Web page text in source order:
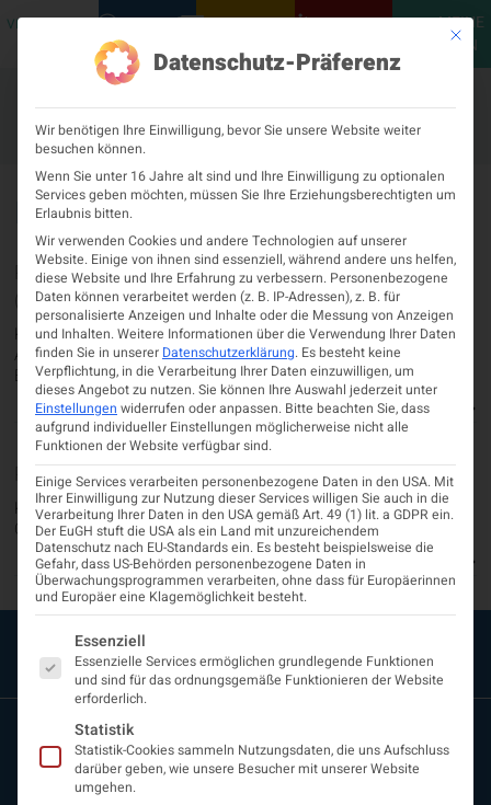
VERANSTALTUNGENPODCASTS NEUROLOGISCH KONTAKT
MEINE
ÖGN
Hilfethemen
Passwort vergessen und neu vergeben
(zurücksetzen)
Klicken Sie auf der Anmeldeseite unterhalb des
Anmeldeformulars auf “Passwort vergessen” oder auf den
Button “Passwort zurücksetzen”. Beide Links leiten...
Hilfethema anzeigen
Passwort vor der ersten Anmeldung festlegen
Klicken Sie im Bereich ganz oben auf der Website auf “Meine
ÖGN” Klicken Sie auf der Anmeldeseite unterhalb...
Hilfethema anzeigen
Mit
Datenschutz-Präferenz
Wir benötigen Ihre Einwilligung, bevor Sie unsere Website weiter
besuchen können.
Wenn Sie unter 16 Jahre alt sind und Ihre Einwilligung zu optionalen
Services geben möchten, müssen Sie Ihre Erziehungsberechtigten um
Erlaubnis bitten.
Wir verwenden Cookies und andere Technologien auf unserer
Website. Einige von ihnen sind essenziell, während andere uns helfen,
diese Website und Ihre Erfahrung zu verbessern. Personenbezogene
Daten können verarbeitet werden (z. B. IP-Adressen), z. B. für
personalisierte Anzeigen und Inhalte oder die Messung von Anzeigen
und Inhalten.Weitere Informationen über die Verwendung Ihrer Daten
finden Sie in unserer Datenschutzerklärung. Es besteht keine
Verpflichtung, in die Verarbeitung Ihrer Daten einzuwilligen, um
dieses Angebot zu nutzen.Sie können Ihre Auswahl jederzeit unter
Einstellungen widerrufen oder anpassen. Bitte beachten Sie, dass
aufgrund individueller Einstellungen möglicherweise nicht alle
Funktionen der Website verfügbar sind.
Einige Services verarbeiten personenbezogene Daten in den USA. Mit
Ihrer Einwilligung zur Nutzung dieser Services willigen Sie auch in die
Verarbeitung Ihrer Daten in den USA gemäß Art. 49 (1) lit. a GDPR ein.
Der EuGH stuft die USA als ein Land mit unzureichendem
Datenschutz nach EU-Standards ein. Es besteht beispielsweise die
Gefahr, dass US-Behörden personenbezogene Daten in
Überwachungsprogrammen verarbeiten, ohne dass für Europäerinnen
und Europäer eine Klagemöglichkeit besteht.
Es folgt eine Liste der Service-Gruppen, für die eine
Essenziell
Essenzielle Services ermöglichen grundlegende Funktionen
und sind für das ordnungsgemäße Funktionieren der Website
erforderlich.
Statistik
Statistik-Cookies sammeln Nutzungsdaten, die uns Aufschluss
darüber geben, wie unsere Besucher mit unserer Website
umgehen.